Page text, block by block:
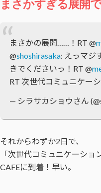
まさかすぎる展開
まさかの展開……！RT @
@shoshirasaka: えっマジ
きでくださいっ！RT @
RT 次世代コミュニケー
— シラサカショウさん
それからわずか2日で、
「次世代コミュニケーショ
CAFEに到着！早い。